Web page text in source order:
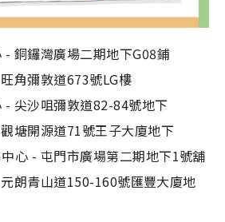
- 銅鑼灣廣場二期地下G08鋪
角彌敦道673號LG樓
- 尖沙咀彌敦道82-84號地下
塘開源道71號王子大廈地下
心 - 屯門市廣場第二期地下1號舖
朗青山道150-160號匯豐大廈地